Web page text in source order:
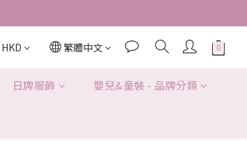
HKD 繁體中文
日牌服飾 嬰兒&童裝 - 品牌分類